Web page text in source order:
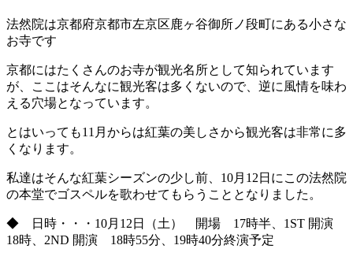
法然院は京都府京都市左京区鹿ヶ谷御所ノ段町にある小さな
お寺です
京都にはたくさんのお寺が観光名所として知られています
が、ここはそんなに観光客は多くないので、逆に風情を味わ
える穴場となっています。
とはいっても11月からは紅葉の美しさから観光客は非常に多
くなります。
私達はそんな紅葉シーズンの少し前、10月12日にこの法然院
の本堂でゴスペルを歌わせてもらうこととなりました。
◆ 日時・・・10月12日（土） 開場 17時半、1ST 開演
18時、2ND 開演 18時55分、19時40分終演予定